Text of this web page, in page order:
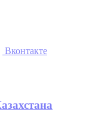
Вконтакте